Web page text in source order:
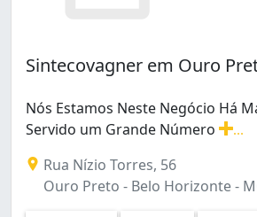
Sintecovagner em Ouro
Nós Estamos Neste Negócio Há
Servido um Grande Número
Rua Nízio Torres, 56
Ouro Preto - Belo Horizonte -